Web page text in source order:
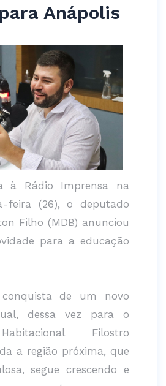
Anápolis
à Rádio Imprensa na
feira (26), o deputado
Filho (MDB) anunciou
para a educação
de um novo
dessa vez para o
Filostro
a região próxima, que
segue crescendo e